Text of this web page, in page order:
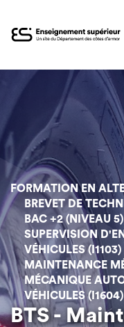
FORMATION EN
BREVET DE
BAC +2 (NIVEAU 5)
SUPERVISION
VÉHICULES (I1103)
MAINTENANCE
MÉCANIQUE
VÉHICULES (I1604)
BTS -